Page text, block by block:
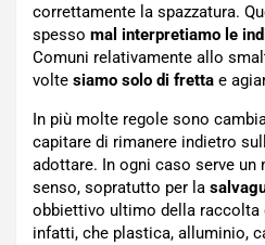
correttamente la spazzatura.
spesso mal interpretiamo le
Comuni relativamente allo
volte siamo solo di fretta e
In più molte regole sono
capitare di rimanere indietro
adottare. In ogni caso serve un
senso, sopratutto per la
obbiettivo ultimo della raccolta
infatti, che plastica, alluminio,